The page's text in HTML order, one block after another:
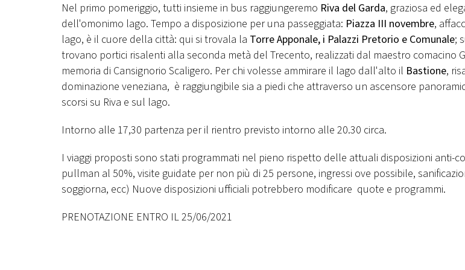
Nel primo pomeriggio, tutti insieme in bus raggiungeremo Riva del Garda, graziosa ed
dell'omonimo lago. Tempo a disposizione per una passeggiata: Piazza III novembre,
lago, è il cuore della città: qui si trovala la Torre Apponale, i Palazzi Pretorio e Comunale;
trovano portici risalenti alla seconda metà del Trecento, realizzati dal maestro comacino
memoria di Cansignorio Scaligero. Per chi volesse ammirare il lago dall'alto il Bastione,
dominazione veneziana, è raggiungibile sia a piedi che attraverso un ascensore
scorsi su Riva e sul lago.
Intorno alle 17,30 partenza per il rientro previsto intorno alle 20.30 circa.
I viaggi proposti sono stati programmati nel pieno rispetto delle attuali disposizioni anti-
pullman al 50%, visite guidate per non più di 25 persone, ingressi ove possibile,
soggiorna, ecc) Nuove disposizioni ufficiali potrebbero modificare quote e programmi.
PRENOTAZIONE ENTRO IL 25/06/2021